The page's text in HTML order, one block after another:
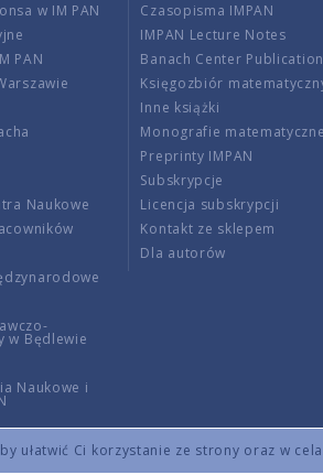
ułatwić Ci korzystanie ze strony oraz w
w IM PAN
PAN
Naukowe
w Będlewie
Naukowe i
Czasopisma IMPAN
IMPAN Lecture Notes
Banach Center
Księgozbiór
Inne książki
Monografie matematyczne
Preprinty IMPAN
Subskrypcje
Licencja subskrypcji
Kontakt ze sklepem
Dla autorów